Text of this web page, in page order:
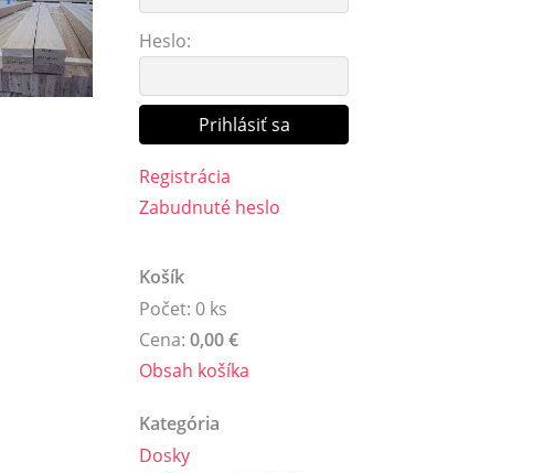
Heslo:
Registrácia
Zabudnuté heslo
Košík
Počet: 0 ks
Cena: 0,00 €
Obsah košíka
Kategória
Dosky